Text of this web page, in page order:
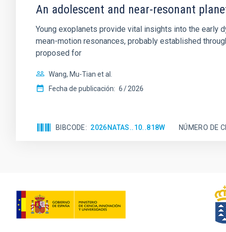
An adolescent and near-resonant
Young exoplanets provide vital insights into the early
mean-motion resonances, probably established
proposed for
Wang, Mu-Tian et al.
Fecha de publicación: 6 2026
BIBCODE 2026NATAS..10..818W NÚMERO DE